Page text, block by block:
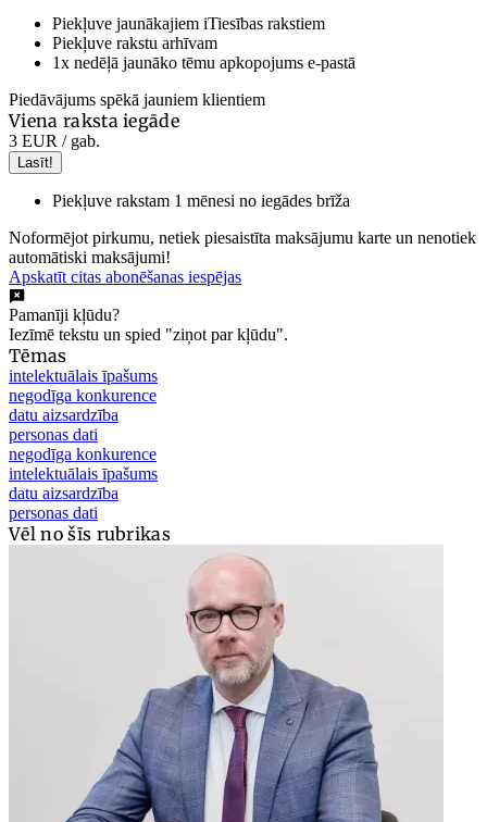
Piekļuve jaunākajiem iTiesības rakstiem
Piekļuve rakstu arhīvam
1x nedēļā jaunāko tēmu apkopojums e-pastā
Piedāvājums spēkā jauniem klientiem
Viena raksta iegāde
3 EUR / gab.
Lasīt!
Piekļuve rakstam 1 mēnesi no iegādes brīža
Noformējot pirkumu, netiek piesaistīta maksājumu karte un nenotiek
automātiski maksājumi!
Apskatīt citas abonēšanas iespējas
Pamanīji kļūdu?
Iezīmē tekstu un spied "ziņot par kļūdu".
Tēmas
intelektuālais īpašums
negodīga konkurence
datu aizsardzība
personas dati
negodīga konkurence
intelektuālais īpašums
datu aizsardzība
personas dati
Vēl no šīs rubrikas